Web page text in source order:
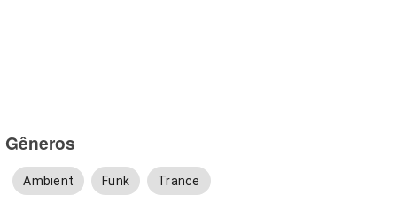
Gêneros
Ambient Funk Trance